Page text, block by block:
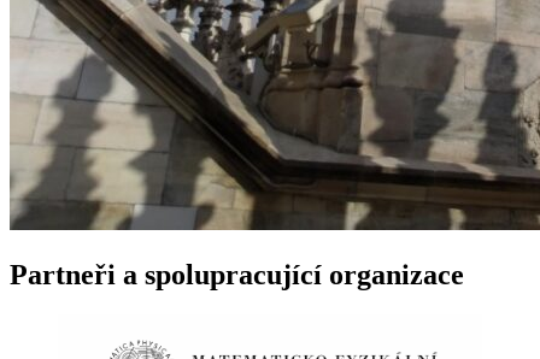
Partneři a spolupracující organizace